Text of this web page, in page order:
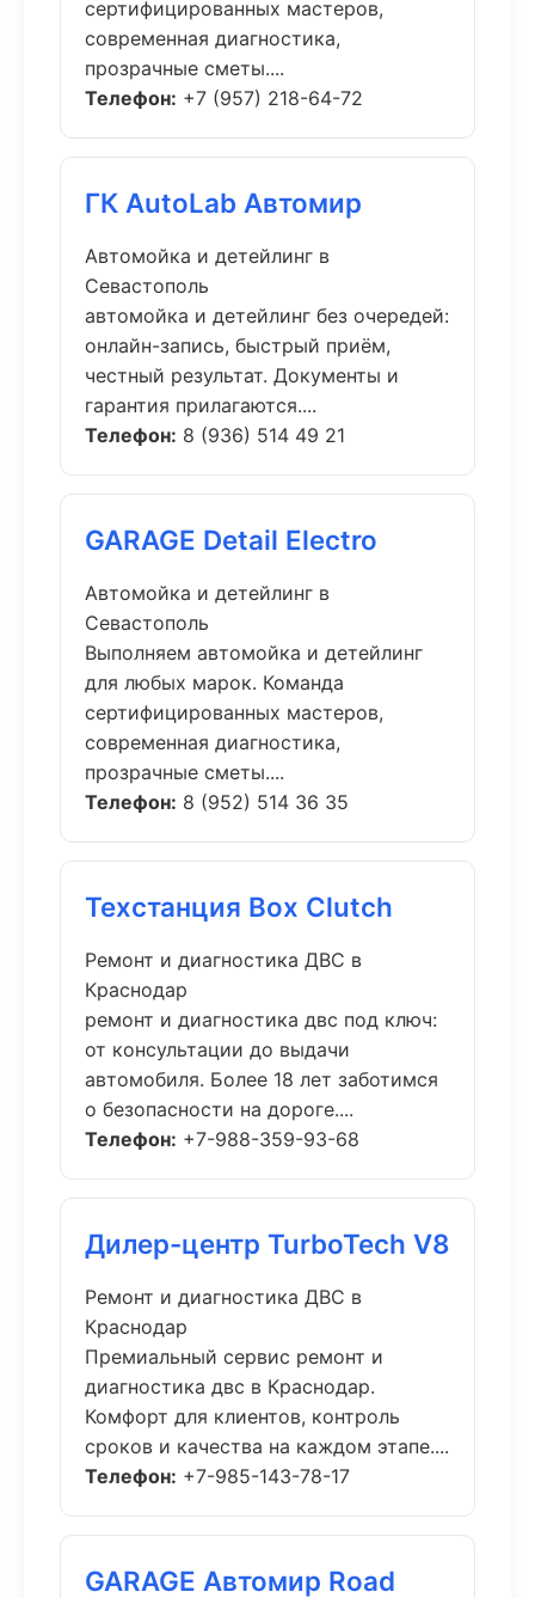
сертифицированных мастеров,
современная диагностика,
прозрачные сметы....
Телефон: +7 (957) 218-64-72
ГК AutoLab Автомир
Автомойка и детейлинг в
Севастополь
автомойка и детейлинг без очередей:
онлайн-запись, быстрый приём,
честный результат. Документы и
гарантия прилагаются....
Телефон: 8 (936) 514 49 21
GARAGE Detail Electro
Автомойка и детейлинг в
Севастополь
Выполняем автомойка и детейлинг
для любых марок. Команда
сертифицированных мастеров,
современная диагностика,
прозрачные сметы....
Телефон: 8 (952) 514 36 35
Техстанция Box Clutch
Ремонт и диагностика ДВС в
Краснодар
ремонт и диагностика двс под ключ:
от консультации до выдачи
автомобиля. Более 18 лет заботимся
о безопасности на дороге....
Телефон: +7-988-359-93-68
Дилер-центр TurboTech V8
Ремонт и диагностика ДВС в
Краснодар
Премиальный сервис ремонт и
диагностика двс в Краснодар.
Комфорт для клиентов, контроль
сроков и качества на каждом этапе....
Телефон: +7-985-143-78-17
GARAGE Автомир Road